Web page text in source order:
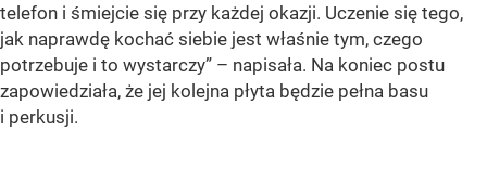
telefon i śmiejcie się przy każdej okazji. Uczenie się tego,
jak naprawdę kochać siebie jest właśnie tym, czego
potrzebuje i to wystarczy” – napisała. Na koniec postu
zapowiedziała, że jej kolejna płyta będzie pełna basu
i perkusji.